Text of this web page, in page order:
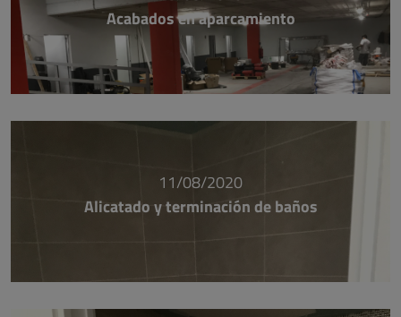
Acabados en aparcamiento
11/08/2020
Alicatado y terminación de baños